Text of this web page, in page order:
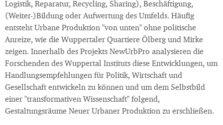
Logistik, Reparatur, Recycling, Sharing), Beschäftigung,
(Weiter-)Bildung oder Aufwertung des Umfelds. Häufig
entsteht Urbane Produktion "von unten" ohne politische
Anreize, wie die Wuppertaler Quartiere Ölberg und Mirke
zeigen. Innerhalb des Projekts NewUrbPro analysieren die
Forschenden des Wuppertal Instituts diese Entwicklungen, um
Handlungsempfehlungen für Politik, Wirtschaft und
Gesellschaft entwickeln zu können und um dem Selbstbild
einer "transformativen Wissenschaft" folgend,
Gestaltungsräume Neuer Urbaner Produktion zu erschließen.